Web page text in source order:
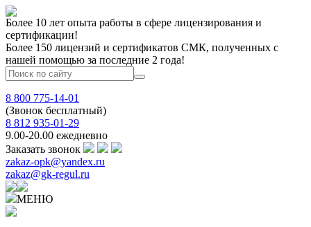
Более 10 лет опыта работы в сфере лицензирования и
сертификации!
Более 150 лицензий и сертификатов СМК, полученных с
нашей помощью за последние 2 года!
8 800 775-14-01
(Звонок бесплатный)
8 812 935-01-29
9.00-20.00 ежедневно
Заказать звонок
zakaz-opk@yandex.ru
zakaz@gk-regul.ru
МЕНЮ